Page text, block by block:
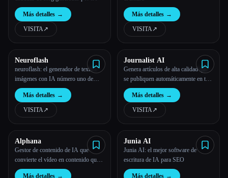
Más detalles →
VISITA↗︎
Más detalles →
VISITA↗︎
Neuroflash
neuroflash: el generador de texto e
imágenes con IA número uno de
Europa
Más detalles →
VISITA↗︎
Journalist AI
Genera artículos de alta calidad que
se publiquen automáticamente en tu
blog
Más detalles →
VISITA↗︎
Alphana
Gestor de contenido de IA que
convierte el vídeo en contenido que
se puede compartir
Más detalles →
Junia AI
Junia AI: el mejor software de
escritura de IA para SEO
Más detalles →